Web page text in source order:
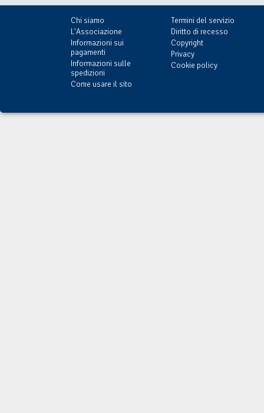
Chi siamo
L'Associazione
Informazioni sui
pagamenti
Informazioni sulle
spedizioni
Come usare il sito
Termini del servizio
Diritto di recesso
Copyright
Privacy
Cookie policy